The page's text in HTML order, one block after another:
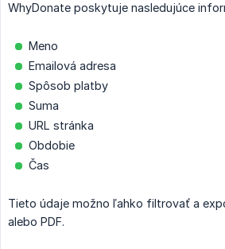
WhyDonate poskytuje nasledujúce
Meno
Emailová adresa
Spôsob platby
Suma
URL stránka
Obdobie
Čas
Tieto údaje možno ľahko filtrovať a
alebo PDF.